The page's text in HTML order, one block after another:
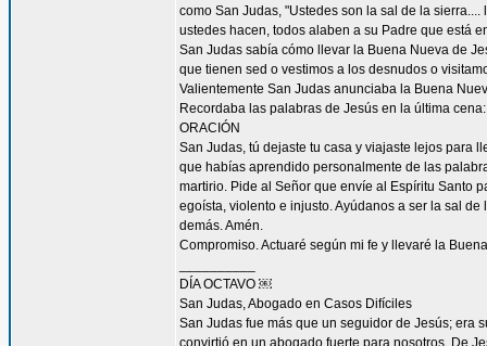
como San Judas, "Ustedes son la sal de la
ustedes hacen, todos alaben a su Padre que está
San Judas sabía cómo llevar la Buena Nueva de
que tienen sed o vestimos a los desnudos o
Valientemente San Judas anunciaba la Buena
Recordaba las palabras de Jesús en la última
ORACIÓN
San Judas, tú dejaste tu casa y viajaste lejos para
que habías aprendido personalmente de las
martirio. Pide al Señor que envíe al Espíritu Santo
egoísta, violento e injusto. Ayúdanos a ser la sal
demás. Amén.
Compromiso. Actuaré según mi fe y llevaré la
DÍA OCTAVO ￼
San Judas, Abogado en Casos Difíciles
San Judas fue más que un seguidor de Jesús; era
convirtió en un abogado fuerte para nosotros. De